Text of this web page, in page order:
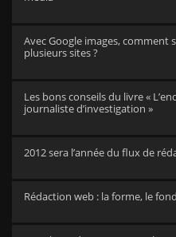
Avec Google images, comment
plusieurs sites ?
Les bons conseils du livre «
journaliste d’investigation »
2012 sera l’année du flux de
Rédaction web : la forme, le